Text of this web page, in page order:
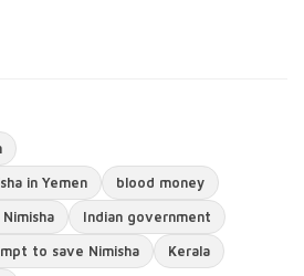
in Yemen blood money
Indian government
to save Nimisha Kerala